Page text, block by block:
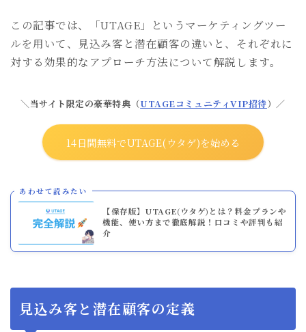
この記事では、「UTAGE」というマーケティングツー
ルを用いて、見込み客と潜在顧客の違いと、それぞれに
対する効果的なアプローチ方法について解説します。
＼当サイト限定の豪華特典（UTAGEコミュニティVIP招待）／
14日間無料でUTAGE(ウタゲ)を始める
あわせて読みたい
【保存版】UTAGE(ウタゲ)とは？料金プランや
機能、使い方まで徹底解説！口コミや評判も紹
介
見込み客と潜在顧客の定義